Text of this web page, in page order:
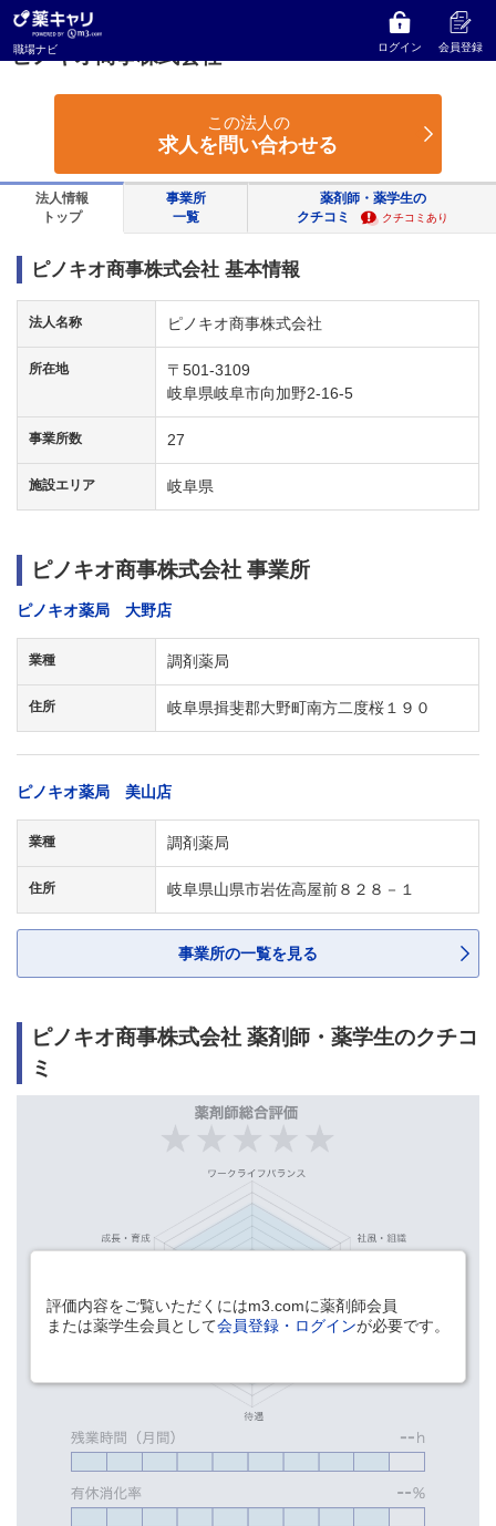
職場ナビ ログイン 会員登録
薬キャリ 職場ナビ ピノキオ商事株式会社
ピノキオ商事株式会社
この法人の
求人を問い合わせる
法人情報
トップ
事業所
一覧
薬剤師・薬学生の
クチコミ
クチコミあり
ピノキオ商事株式会社 基本情報
法人名称 ピノキオ商事株式会社
所在地
〒501-3109
岐阜県岐阜市向加野2-16-5
事業所数 27
施設エリア 岐阜県
ピノキオ商事株式会社 事業所
ピノキオ薬局 大野店
業種 調剤薬局
住所 岐阜県揖斐郡大野町南方二度桜１９０
ピノキオ薬局 美山店
業種 調剤薬局
住所 岐阜県山県市岩佐高屋前８２８－１
事業所の一覧を見る
ピノキオ商事株式会社 薬剤師・薬学生のクチコ
ミ
評価内容をご覧いただくにはm3.comに薬剤師会員
または薬学生会員として会員登録・ログインが必要です。